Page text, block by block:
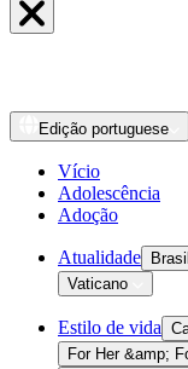
Edição portuguese
Vício
Adolescência
Adoção
Atualidade Brasil
Vaticano
Estilo de vida
For Her &amp;